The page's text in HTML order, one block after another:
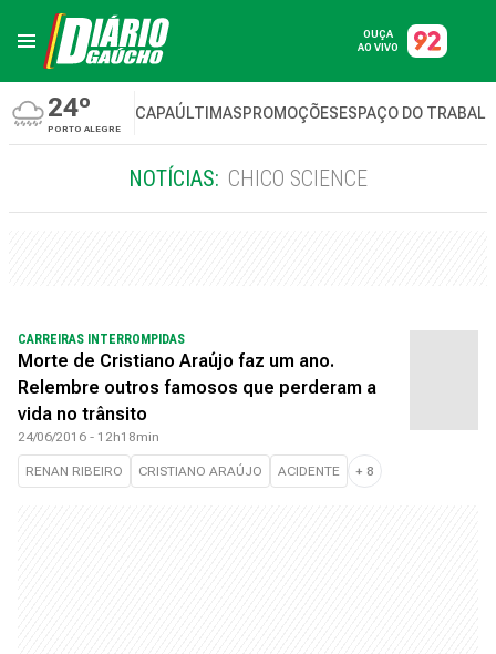
OUÇA
AO VIVO
24º
PORTO ALEGRE
CAPAÚLTIMASPROMOÇÕESESPAÇO DO
NOTÍCIAS: CHICO SCIENCE
CARREIRAS INTERROMPIDAS
Morte de Cristiano Araújo faz um ano.
Relembre outros famosos que perderam a
vida no trânsito
24/06/2016 - 12h18min
RENAN RIBEIRO CRISTIANO ARAÚJO ACIDENTE + 8